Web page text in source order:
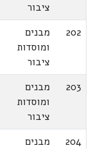
ציבור
202
מבנים
ומוסדות
ציבור
203
מבנים
ומוסדות
ציבור
204
מבנים